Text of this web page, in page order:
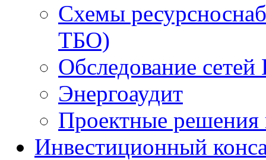
Схемы
ТБО)
Обследование
Энергоаудит
Проектные решения
Инвестиционный